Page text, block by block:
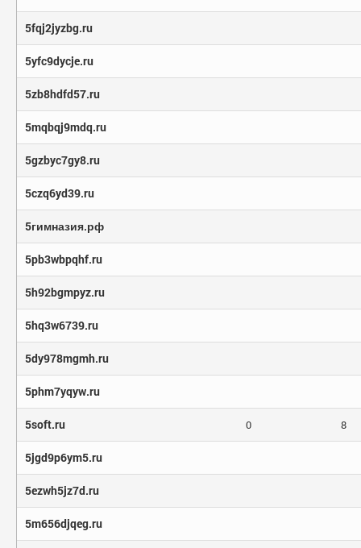
5fqj2jyzbg.ru
5yfc9dycje.ru
5zb8hdfd57.ru
5mqbqj9mdq.ru
5gzbyc7gy8.ru
5czq6yd39.ru
5гимназия.рф
5pb3wbpqhf.ru
5h92bgmpyz.ru
5hq3w6739.ru
5dy978mgmh.ru
5phm7yqyw.ru
5soft.ru 0 8
5jgd9p6ym5.ru
5ezwh5jz7d.ru
5m656djqeg.ru